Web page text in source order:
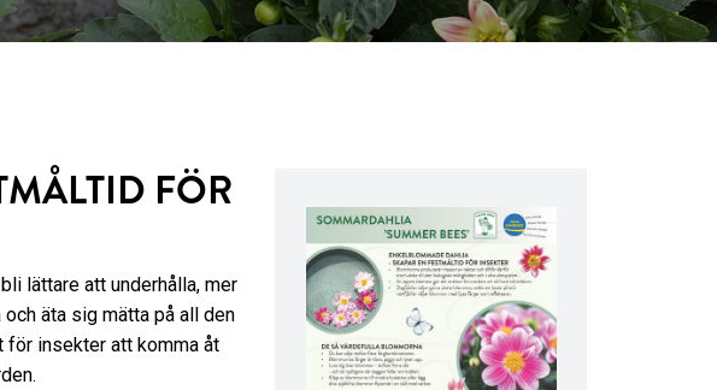
FÖR
lättare att underhålla, mer
äta sig mätta på all den
för insekter att komma åt